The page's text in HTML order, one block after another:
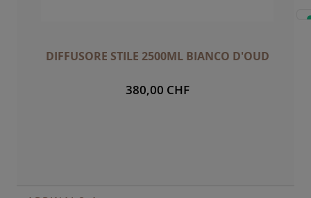
DIFFUSORE STILE 2500ML BIANCO D'OUD
380,00 CHF